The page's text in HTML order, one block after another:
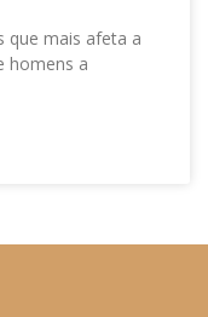
que mais afeta a
homens a